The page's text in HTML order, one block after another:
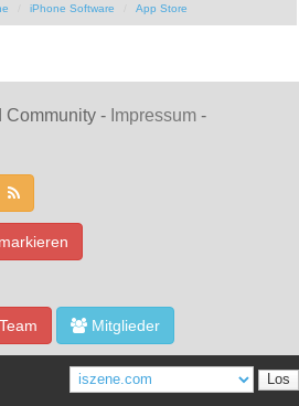
iPhone Software App Store
Community - Impressum -
Mitglieder